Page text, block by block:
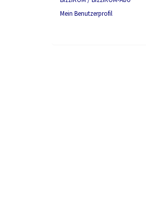
Mein Benutzerprofil